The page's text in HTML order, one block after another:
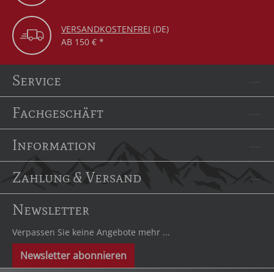
VERSANDKOSTENFREI (DE)
AB 150 € *
Service
Fachgeschäft
Information
Zahlung & Versand
Newsletter
Verpassen Sie keine Angebote mehr ...
Newsletter abonnieren